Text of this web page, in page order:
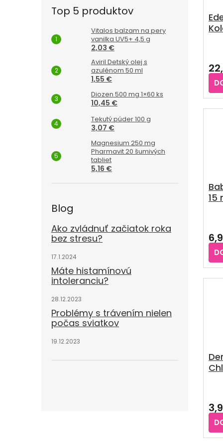
Top 5 produktov
Vitalos balzam na pery
vanilka UV5+ 4,5 g
2,03 €
Aviril Detský olej s
azulénom 50 ml
1,55 €
Diozen 500 mg 1×60 ks
10,45 €
Tekutý púder 100 g
3,07 €
Magnesium 250 mg
Pharmavit 20 šumivých
tabliet
5,16 €
Blog
Ako zvládnuť začiatok roka
bez stresu?
17.1.2024
Máte histamínovú
intoleranciu?
28.12.2023
Problémy s trávením nielen
počas sviatkov
19.12.2023
15
3,8
z
5